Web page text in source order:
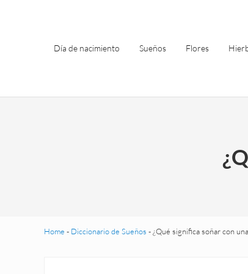
Día de nacimiento Sueños Flores
Home - Diccionario de Sueños - ¿Qué significa soñar con